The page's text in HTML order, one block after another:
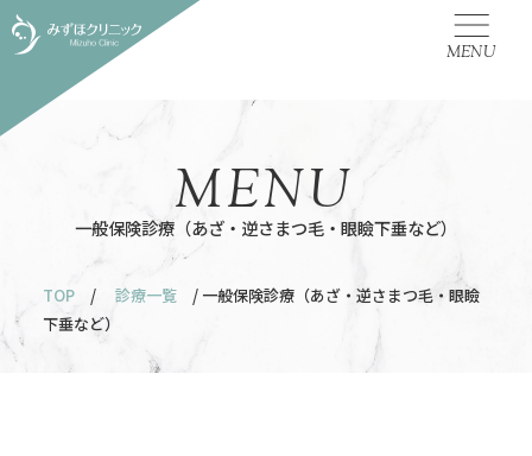
MENU
一般保険診療（あざ・逆さまつ毛・眼瞼下垂など）
MENU
TOP / 診療一覧
/ 一般保険診療（あざ・逆さまつ毛・眼瞼
下垂など）